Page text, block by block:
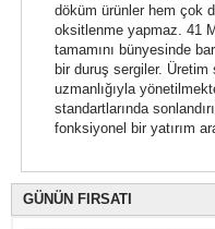
döküm ürünler hem çok
oksitlenme yapmaz. 41
tamamını bünyesinde
bir duruş sergiler. Üretim
uzmanlığıyla
standartlarında
fonksiyonel bir yatırım
GÜNÜN FIRSATI